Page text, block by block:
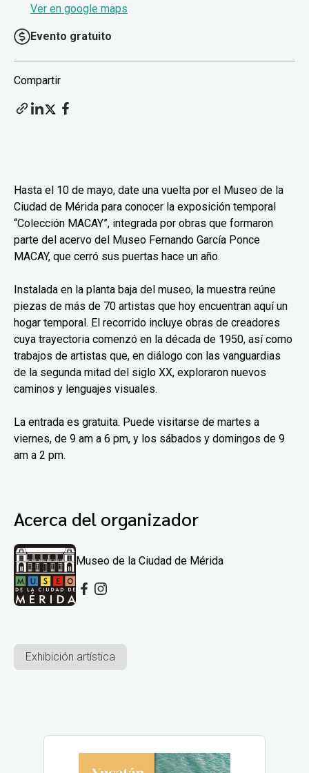
Ver en google maps
Evento gratuito
Compartir
Hasta el 10 de mayo, date una vuelta por el Museo de la
Ciudad de Mérida para conocer la exposición temporal
“Colección MACAY”, integrada por obras que formaron
parte del acervo del Museo Fernando García Ponce
MACAY, que cerró sus puertas hace un año.
Instalada en la planta baja del museo, la muestra reúne
piezas de más de 70 artistas que hoy encuentran aquí un
hogar temporal. El recorrido incluye obras de creadores
cuya trayectoria comenzó en la década de 1950, así como
trabajos de artistas que, en diálogo con las vanguardias
de la segunda mitad del siglo XX, exploraron nuevos
caminos y lenguajes visuales.
La entrada es gratuita. Puede visitarse de martes a
viernes, de 9 am a 6 pm, y los sábados y domingos de 9
am a 2 pm.
Acerca del organizador
Museo de la Ciudad de Mérida
Exhibición artística